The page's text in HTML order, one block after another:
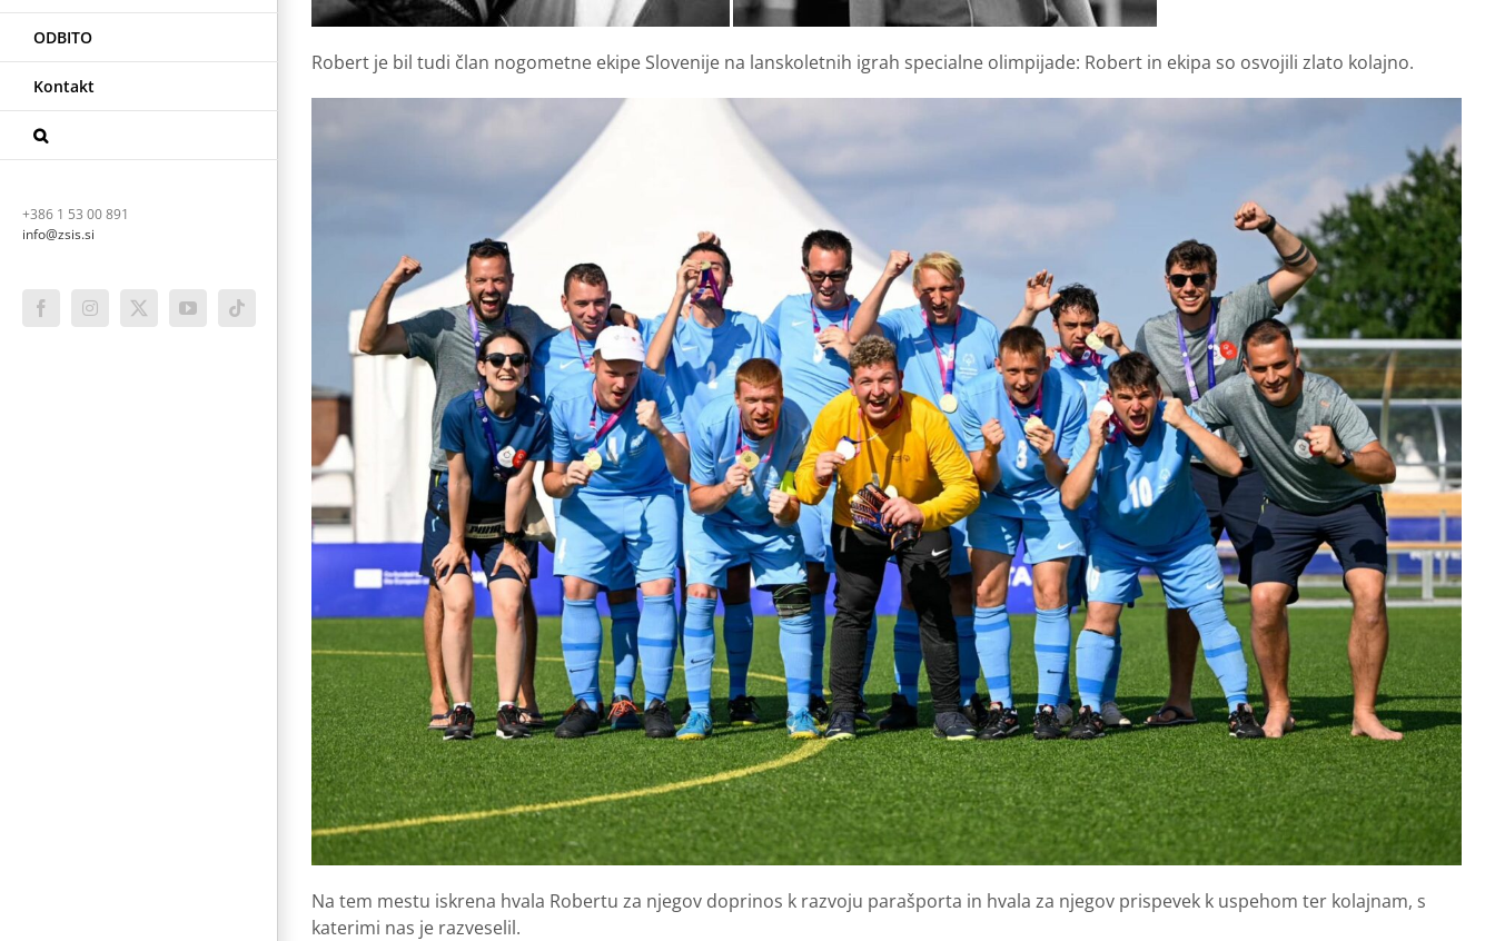
ODBITO
Kontakt
+386 1 53 00 891
info@zsis.si
FacebookInstagram
X YouTubeTiktok
Robert je bil tudi član nogometne ekipe Slovenije na lanskoletnih igrah specialne olimpijade: Robert in ekipa so osvojili zlato kolajno.
Na tem mestu iskrena hvala Robertu za njegov doprinos k razvoju parašporta in hvala za njegov prispevek k uspehom ter kolajnam, s
katerimi nas je razveselil.